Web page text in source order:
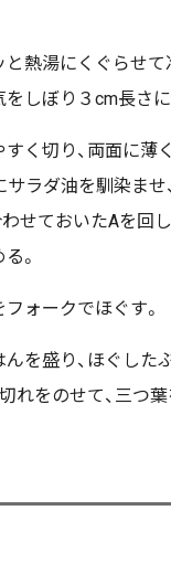
熱湯にくぐらせて
しぼり３cm長さに
く切り、両面に薄
サラダ油を馴染ませ
せておいたAを回
。
ォークでほぐす。
を盛り、ほぐした
れをのせて、三つ葉